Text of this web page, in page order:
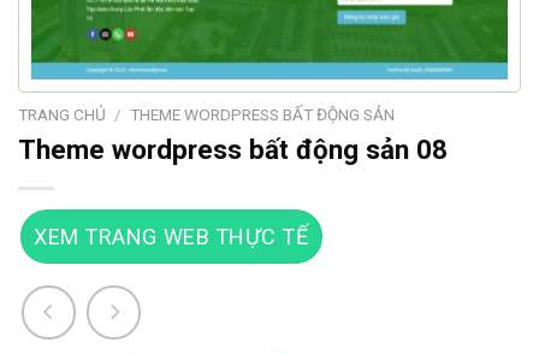
TRANG CHỦ / THEME WORDPRESS BẤT ĐỘNG SẢN
Theme wordpress bất động sản 08
XEM TRANG WEB THỰC TẾ